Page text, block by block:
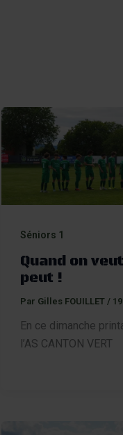
Séniors 1
Quand on veut
peut !
Par Gilles FOUILLET /
En ce dimanche
l’AS CANTON VERT